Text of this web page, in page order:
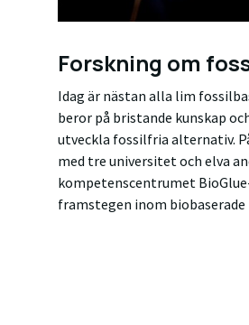
Forskning om
Idag är nästan alla lim
beror på bristande kunskap
utveckla fossilfria alternativ.
med tre universitet och elva
kompetenscentrumet
framstegen inom biobaserade